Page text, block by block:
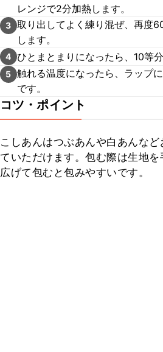
レンジで2分加熱します。
3 取り出してよく練り混ぜ、再度
します。
4 ひとまとまりになったら、10等分
5 触れる温度になったら、ラップ
です。
コツ・ポイント
こしあんはつぶあんや白あんな
ていただけます。包む際は生地
広げて包むと包みやすいです。